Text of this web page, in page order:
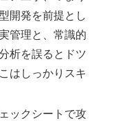
開発を前提とし
管理と、常識的
析を誤るとドツ
はしっかりスキ
ックシートで攻